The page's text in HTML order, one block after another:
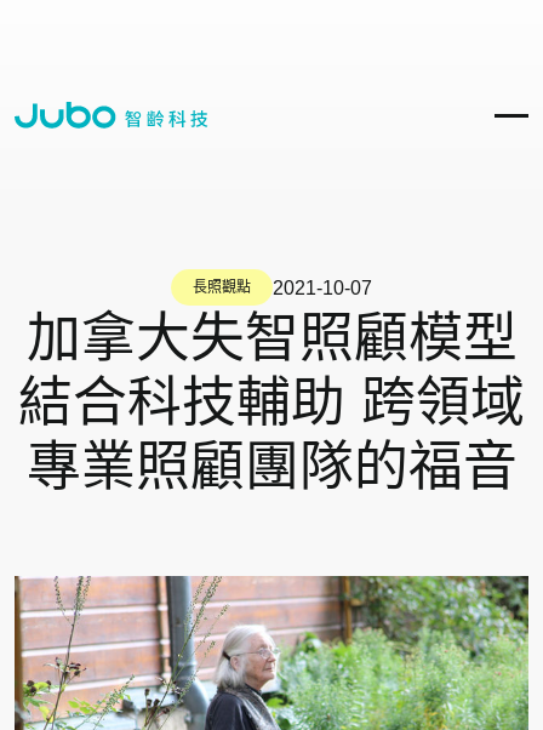
長照觀點 2021-10-07
加拿大失智照顧模型
結合科技輔助 跨領域
專業照顧團隊的福音